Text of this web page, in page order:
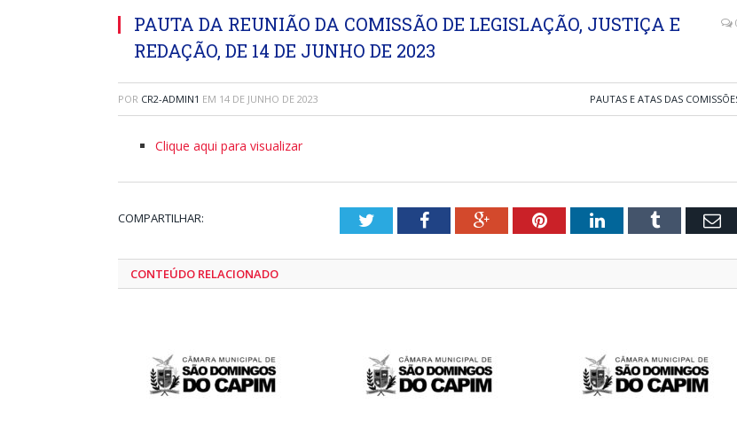
PAUTA DA REUNIÃO DA COMISSÃO DE LEGISLAÇÃO, JUSTIÇA E
REDAÇÃO, DE 14 DE JUNHO DE 2023
POR CR2-ADMIN1 EM 14 DE JUNHO DE 2023 PAUTAS E ATAS DAS
Clique aqui para visualizar
COMPARTILHAR: TwitterFacebookGoogle+PinterestLinkedInTumblr
CONTEÚDO RELACIONADO